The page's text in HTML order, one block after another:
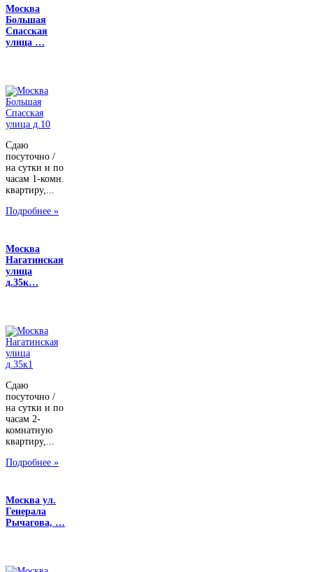
Москва
Большая
Спасская
улица …
Сдаю
посуточно /
на сутки и по
часам 1-комн.
квартиру,...
Подробнее »
Москва
Нагатинская
улица
д.35к…
Сдаю
посуточно /
на сутки и по
часам 2-
комнатную
квартиру,...
Подробнее »
Москва ул.
Генерала
Рычагова, …